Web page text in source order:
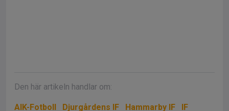
Den här artikeln handlar om:
AIK-Fotboll Djurgårdens IF Hammarby IF
IF